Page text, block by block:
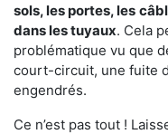
sols, les portes, les
dans les tuyaux. Cela
problématique vu que
court-circuit, une fuite
engendrés.
Ce n’est pas tout !